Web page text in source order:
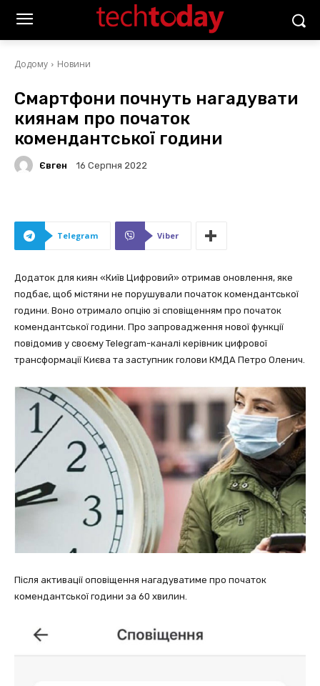
Додому Новини
Смартфони почнуть нагадувати
киянам про початок
комендантської години
Євген 16 Серпня 2022
Telegram Viber
Додаток для киян «Київ Цифровий» отримав оновлення, яке
подбає, щоб містяни не порушували початок комендантської
години. Воно отримало опцію зі сповіщенням про початок
комендантської години. Про запровадження нової функції
повідомив у своєму Telegram-каналі керівник цифрової
трансформації Києва та заступник голови КМДА Петро Оленич.
Після активації оповіщення нагадуватиме про початок
комендантської години за 60 хвилин.